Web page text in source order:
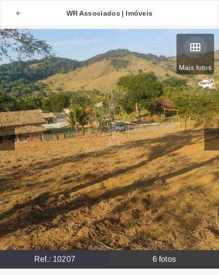
WR Associados | Imóveis
Mais fotos
Ref.: 10207 6 fotos